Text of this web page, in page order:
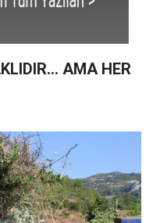
AMA HER